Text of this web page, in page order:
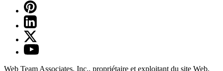
Web Team Associates, Inc., propriétaire et exploitant du site Web.